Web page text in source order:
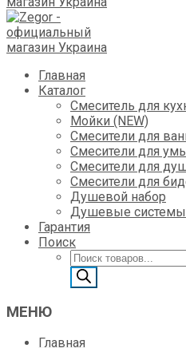
Skip
Главная
Каталог
Смеситель для
Мойки (NEW)
Смесители для
Смесители для
Смесители для
Смесители для
Душевой набор
Душевые системы
Гарантия
Поиск
Поиск
товаров
МЕНЮ
Главная